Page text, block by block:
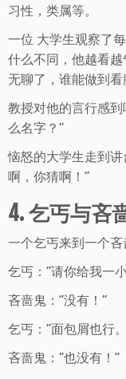
习性，类属等。
一位 大学生观察了
什么不同，他越看
无聊了，谁能做到看
教授对他的言行感
么名字？”
恼怒的大学生走到
啊，你猜啊！”
4. 乞丐与吝
一个乞丐来到一个吝
乞丐：“请你给我一
吝啬鬼：“没有！”
乞丐：“面包屑也行
吝啬鬼：“也没有！”